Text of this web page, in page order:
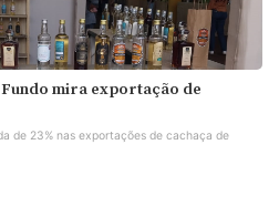
mira exportação de
de 23% nas exportações de cachaça de